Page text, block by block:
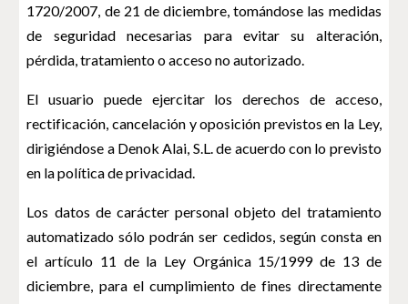
1720/2007, de 21 de diciembre, tomándose las medidas
de seguridad necesarias para evitar su alteración,
pérdida, tratamiento o acceso no autorizado.
El usuario puede ejercitar los derechos de acceso,
rectificación, cancelación y oposición previstos en la Ley,
dirigiéndose a Denok Alai, S.L. de acuerdo con lo previsto
en la política de privacidad.
Los datos de carácter personal objeto del tratamiento
automatizado sólo podrán ser cedidos, según consta en
el artículo 11 de la Ley Orgánica 15/1999 de 13 de
diciembre, para el cumplimiento de fines directamente